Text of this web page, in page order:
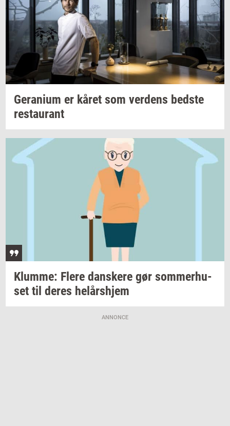
Ge­ra­ni­um er kåret som ver­dens bed­ste
re­stau­rant
Klum­me: Flere dan­ske­re gør som­mer­hu­
set til deres helårs­hjem
ANNONCE